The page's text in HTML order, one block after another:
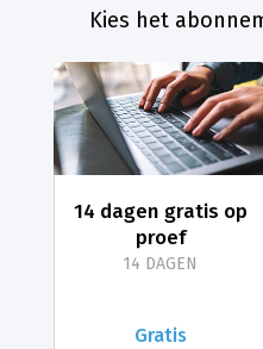
Kies het
14 dagen gratis op
proef
14 DAGEN
Gratis